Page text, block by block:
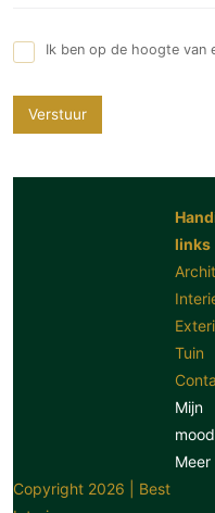
Ik ben op de hoogte van
Verstuur
links
Tuin
Mijn
Meer
Copyright 2026 | Best